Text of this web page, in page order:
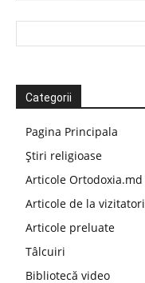
Categorii
Pagina Principala
Știri religioase
Articole Ortodoxia.md
Articole de la vizitatori
Articole preluate
Tâlcuiri
Bibliotecă video